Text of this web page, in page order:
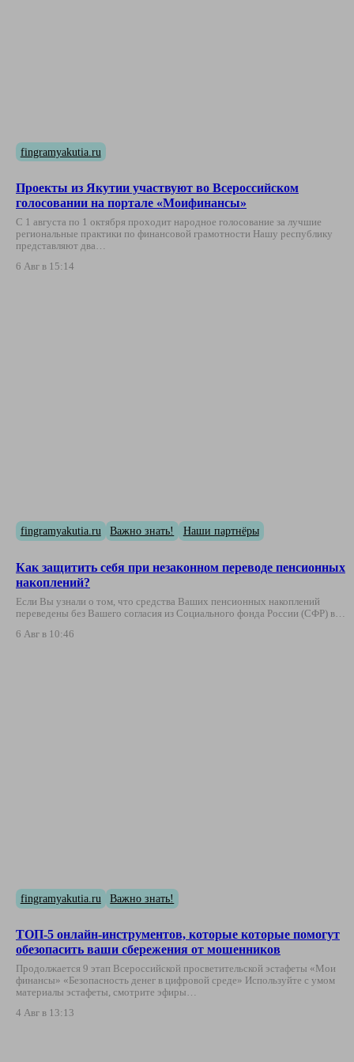
fingramyakutia.ru
Проекты из Якутии участвуют во Всероссийском
голосовании на портале «Моифинансы»
С 1 августа по 1 октября проходит народное голосование за лучшие
региональные практики по финансовой грамотности Нашу республику
представляют два…
6 Авг в 15:14
fingramyakutia.ru Важно знать! Наши партнёры
Как защитить себя при незаконном переводе пенсионных
накоплений?
Если Вы узнали о том, что средства Ваших пенсионных накоплений
переведены без Вашего согласия из Социального фонда России (СФР) в…
6 Авг в 10:46
fingramyakutia.ru Важно знать!
ТОП-5 онлайн-инструментов, которые которые помогут
обезопасить ваши сбережения от мошенников
Продолжается 9 этап Всероссийской просветительской эстафеты «Мои
финансы» «Безопасность денег в цифровой среде» Используйте с умом
материалы эстафеты, смотрите эфиры…
4 Авг в 13:13